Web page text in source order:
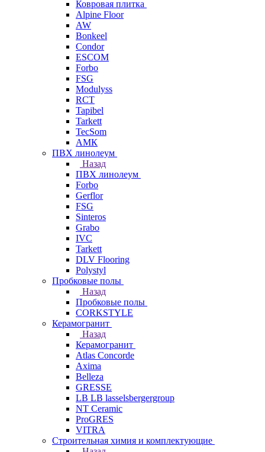
Ковровая плитка
Alpine Floor
AW
Bonkeel
Condor
ESCOM
Forbo
FSG
Modulyss
RCT
Tapibel
Tarkett
TecSom
АМК
ПВХ линолеум
Назад
ПВХ линолеум
Forbo
Gerflor
FSG
Sinteros
Grabo
IVC
Tarkett
DLV Flooring
Polystyl
Пробковые полы
Назад
Пробковые полы
CORKSTYLE
Керамогранит
Назад
Керамогранит
Atlas Concorde
Axima
Belleza
GRESSE
LB LB lasselsbergergroup
NT Ceramic
ProGRES
VITRA
Строительная химия и комплектующие